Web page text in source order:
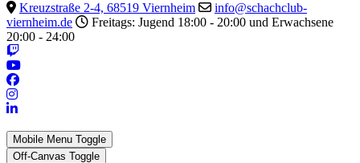
Kreuzstraße 2-4, 68519 Viernheim
info@schachclub-
viernheim.de
Freitags: Jugend 18:00 - 20:00 und Erwachsene
20:00 - 24:00
Mobile Menu Toggle
Off-Canvas Toggle